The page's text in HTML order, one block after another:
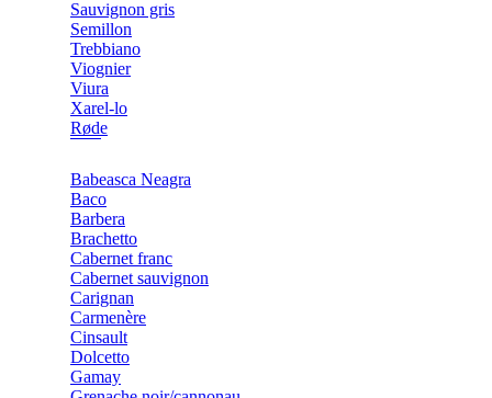
Sauvignon gris
Semillon
Trebbiano
Viognier
Viura
Xarel-lo
Røde
Babeasca Neagra
Baco
Barbera
Brachetto
Cabernet franc
Cabernet sauvignon
Carignan
Carmenère
Cinsault
Dolcetto
Gamay